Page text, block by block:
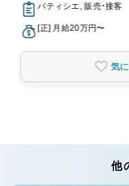
パティシエ, 販売・接客
[正] 月給20万円〜
気
他